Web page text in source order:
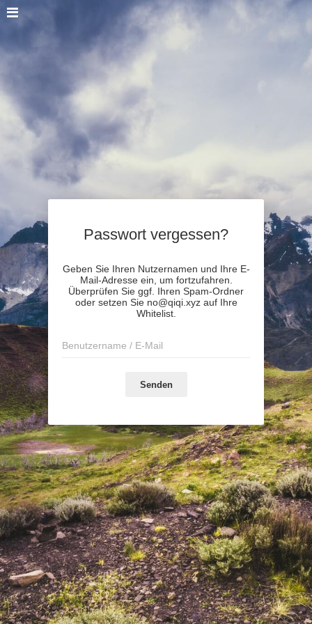
Passwort vergessen?
Geben Sie Ihren Nutzernamen und Ihre E-
Mail-Adresse ein, um fortzufahren.
Überprüfen Sie ggf. Ihren Spam-Ordner
oder setzen Sie no@qiqi.xyz auf Ihre
Whitelist.
Senden